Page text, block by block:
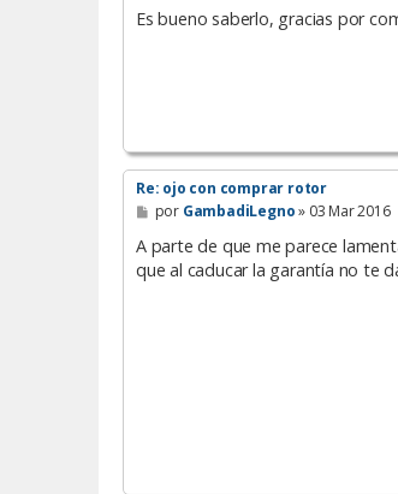
n
Es bueno saberlo, gracias por
Re: ojo con comprar rotor
M
e
n
s
a
por GambadiLegno» 03 Mar 2016
A parte de que me parece
que al caducar la garantía no te